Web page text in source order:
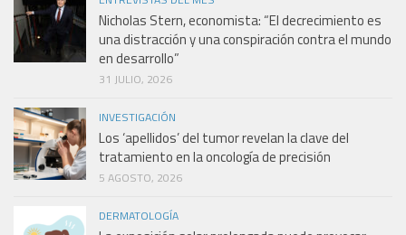
Nicholas Stern, economista: “El decrecimiento es
una distracción y una conspiración contra el mundo
en desarrollo”
31 JULIO, 2026
INVESTIGACIÓN
Los ‘apellidos’ del tumor revelan la clave del
tratamiento en la oncología de precisión
5 AGOSTO, 2026
DERMATOLOGÍA